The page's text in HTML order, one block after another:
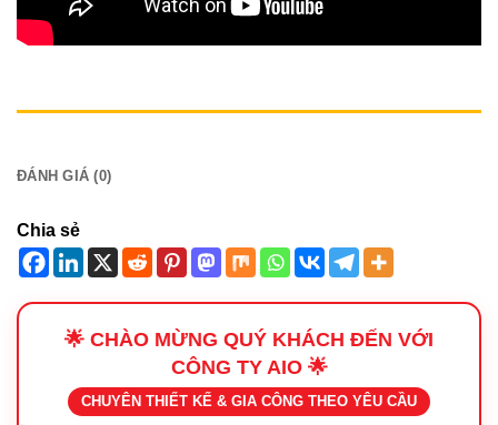
ĐÁNH GIÁ (0)
Chia sẻ
🌟 CHÀO MỪNG QUÝ KHÁCH ĐẾN VỚI
CÔNG TY AIO 🌟
CHUYÊN THIẾT KẾ & GIA CÔNG THEO YÊU CẦU